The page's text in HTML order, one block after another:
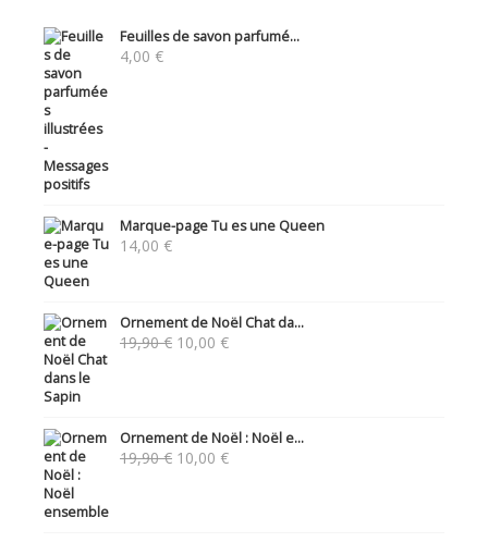
Feuilles de savon parfumé...
4,00 €
Marque-page Tu es une Queen
14,00 €
Ornement de Noël Chat da...
19,90€ Le
10,00 €Le
Ornement de Noël : Noël e...
19,90€ Le
10,00 €Le